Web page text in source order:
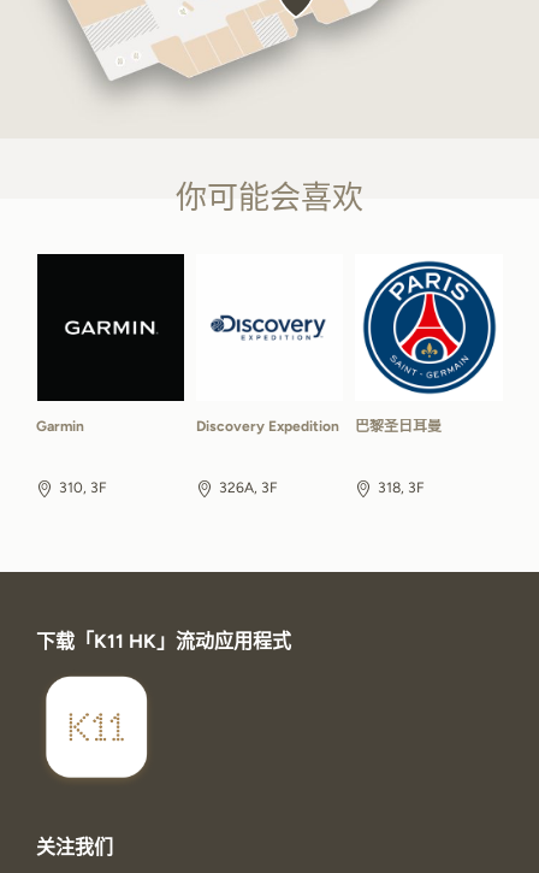
你可能会喜欢
Garmin
310, 3F
Discovery Expedition
326A, 3F
巴黎圣日耳曼
318, 3F
下载「K11 HK」流动应用程式
关注我们